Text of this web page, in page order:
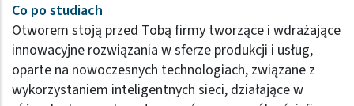
Co po studiach
Otworem stoją przed Tobą firmy tworzące i wdrażające
innowacyjne rozwiązania w sferze produkcji i usług,
oparte na nowoczesnych technologiach, związane z
wykorzystaniem inteligentnych sieci, działające w